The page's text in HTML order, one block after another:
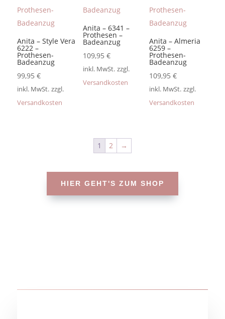
Anita – Style Vera
6222 –
Prothesen-
Badeanzug
99,95 €
inkl. MwSt. zzgl.
Versandkosten
Anita – 6341 –
Prothesen –
Badeanzug
109,95€
inkl. MwSt. zzgl.
Versandkosten
Anita – Almeria
6259 –
Prothesen-
Badeanzug
109,95 €
inkl. MwSt. zzgl.
Versandkosten
1 2 →
HIER GEHT'S ZUM SHOP